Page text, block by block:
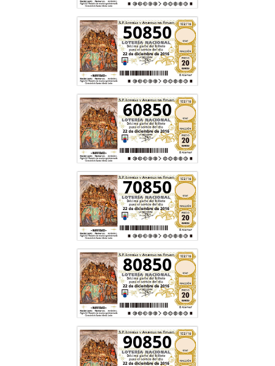
50850
60850
70850
80850
90850